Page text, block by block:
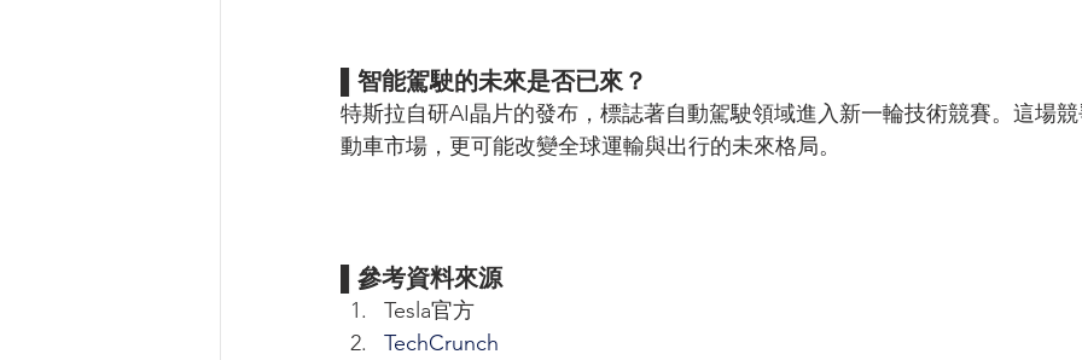
▌智能駕駛的未來是否已來？
特斯拉自研AI晶片的發布，標誌著自動駕駛領域進入新一輪技術競賽。這場
動車市場，更可能改變全球運輸與出行的未來格局。
▌參考資料來源
Tesla官方
TechCrunch